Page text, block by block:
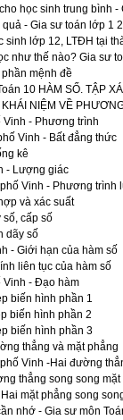
học sinh trung bình -
- Gia sư toán lớp 1
sinh lớp 12, LTĐH tại
như thế nào? Gia sư
mệnh đề
10 HÀM SỐ. TẬP
NIỆM VỀ
Vinh - Phương trình
Vinh - Bất đẳng thức
kê
- Lượng giác
Vinh - Phương trình
và xác suất
số, cấp số
dãy số
- Giới hạn của hàm số
liên tục của hàm số
Vinh - Đạo hàm
biến hình phần 1
biến hình phần 2
biến hình phần 3
thẳng và mặt phẳng
Vinh -Hai đường
thẳng song song mặt
mặt phẳng song
nhớ - Gia sư môn